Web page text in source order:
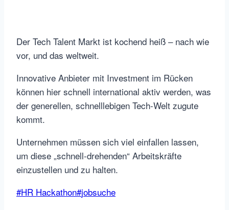
Der Tech Talent Markt ist kochend heiß – nach wie
vor, und das weltweit.
Innovative Anbieter mit Investment im Rücken
können hier schnell international aktiv werden, was
der generellen, schnelllebigen Tech-Welt zugute
kommt.
Unternehmen müssen sich viel einfallen lassen,
um diese „schnell-drehenden“ Arbeitskräfte
einzustellen und zu halten.
Schlagworte:
#HR Hackathon#jobsuche